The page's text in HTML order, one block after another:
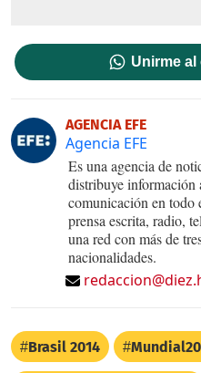
Unirme
AGENCIA EFE
Agencia EFE
Es una agencia de
distribuye información
comunicación en todo
prensa escrita, radio,
una red con más de
nacionalidades.
Brasil 2014